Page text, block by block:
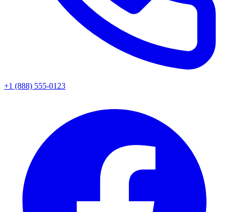
+1 (888) 555-0123